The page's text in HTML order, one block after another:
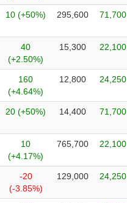
10 (+50%) 295,600 71,700
40
(+2.50%)
15,300 22,100
160
(+4.64%)
12,800 24,250
20 (+50%) 14,400 71,700
10
(+4.17%)
765,700 22,100
-20
(-3.85%)
129,000 24,250